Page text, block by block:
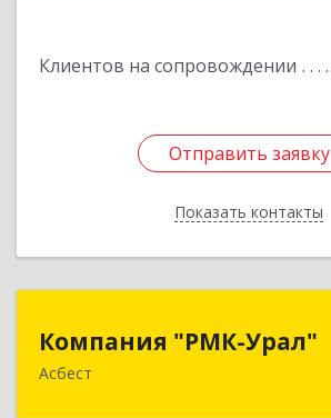
Клиентов на сопровождении
Отправить заявку
Показать контакты
Отправить заявку
Назад
Компания "РМК-Урал"
Асбест